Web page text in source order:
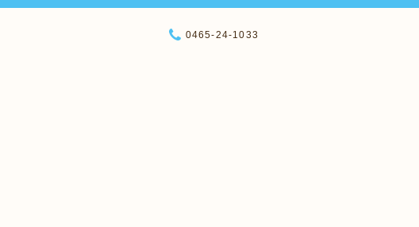
0465-24-1033